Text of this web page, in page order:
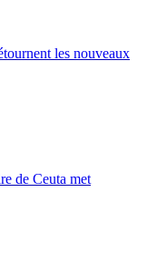
les nouveaux
de Ceuta met